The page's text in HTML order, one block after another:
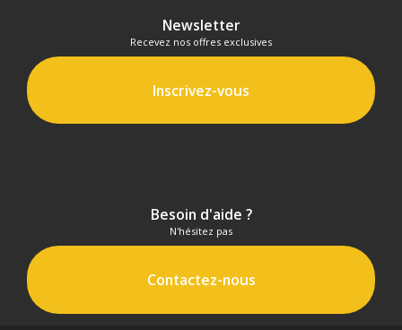
Newsletter
Recevez nos offres exclusives
Inscrivez-vous
Besoin d'aide ?
N'hésitez pas
Contactez-nous